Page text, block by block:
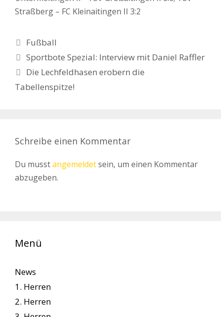
Straßberg – FC Kleinaitingen II 3:2
Kategorien
Fußball
Sportbote Spezial: Interview mit Daniel Raffler
Die Lechfeldhasen erobern die
Tabellenspitze!
Schreibe einen Kommentar
Du musstangemeldetsein, um einen Kommentar
abzugeben.
Menü
News
1. Herren
2. Herren